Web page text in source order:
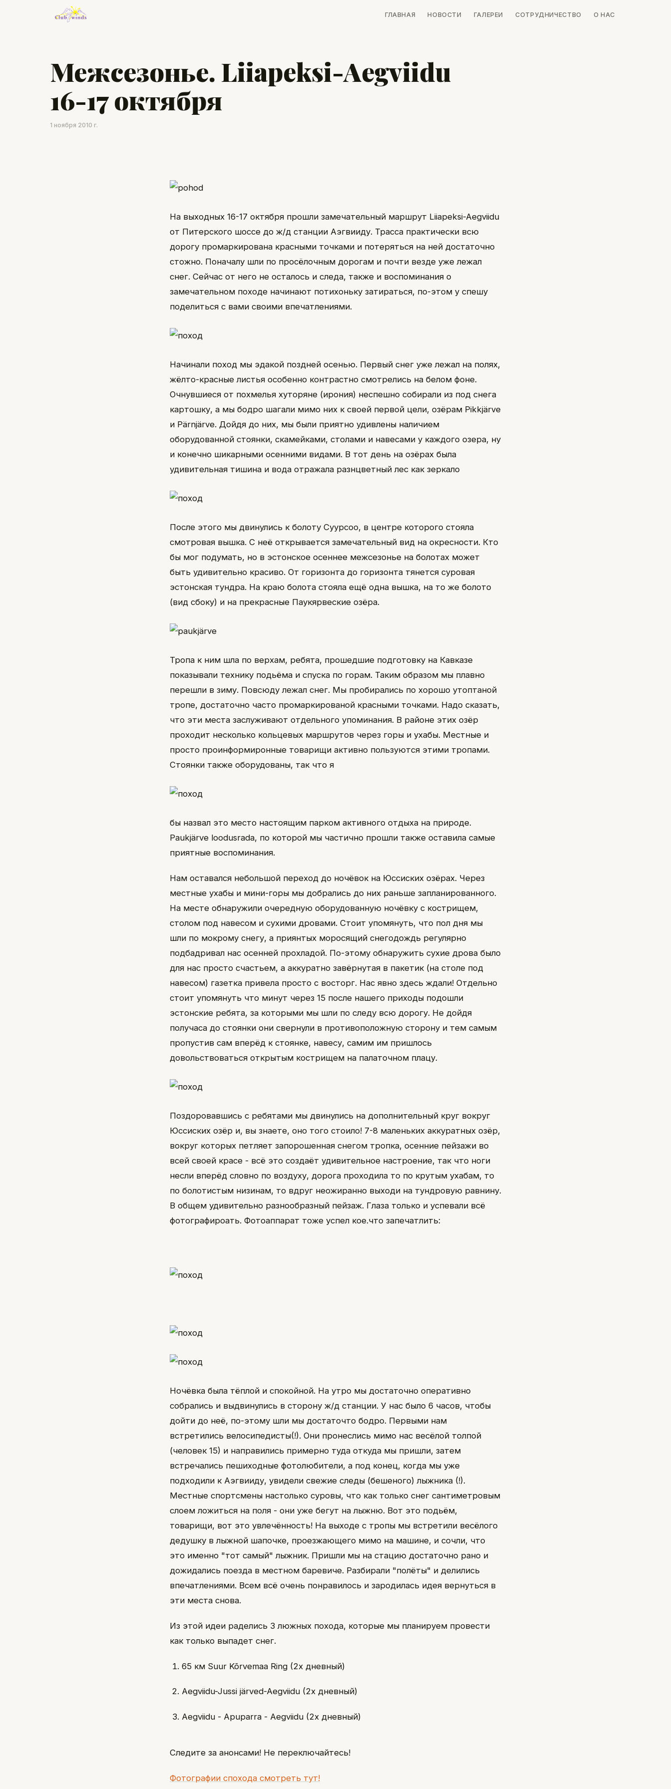
ГЛАВНАЯ НОВОСТИ ГАЛЕРЕИ СОТРУДНИЧЕСТВО О НАС
Межсезонье. Liiapeksi-Aegviidu
16-17 октября
1 ноября 2010 г.
На выходных 16-17 октября прошли замечательный маршрут Liiapeksi-Aegviidu
от Питерского шоссе до ж/д станции Аэгвииду. Трасса практически всю
дорогу промаркирована красными точками и потеряться на ней достаточно
стожно. Поначалу шли по просёлочным дорогам и почти везде уже лежал
снег. Сейчас от него не осталось и следа, также и воспоминания о
замечательном походе начинают потихоньку затираться, по-этом у спешу
поделиться с вами своими впечатлениями.
Начинали поход мы эдакой поздней осенью. Первый снег уже лежал на полях,
жёлто-красные листья особенно контрастно смотрелись на белом фоне.
Очнувшиеся от похмелья хуторяне (ирония) неспешно собирали из под снега
картошку, а мы бодро шагали мимо них к своей первой цели, озёрам Pikkjärve
и Pärnjärve. Дойдя до них, мы были приятно удивлены наличием
оборудованной стоянки, скамейками, столами и навесами у каждого озера, ну
и конечно шикарными осенними видами. В тот день на озёрах была
удивительная тишина и вода отражала разнцветный лес как зеркало
После этого мы двинулись к болоту Суурсоо, в центре которого стояла
смотровая вышка. С неё открывается замечательный вид на окресности. Кто
бы мог подумать, но в эстонское осеннее межсезонье на болотах может
быть удивительно красиво. От горизонта до горизонта тянется суровая
эстонская тундра. На краю болота стояла ещё одна вышка, на то же болото
(вид сбоку) и на прекрасные Паукярвеские озёра.
Тропа к ним шла по верхам, ребята, прошедшие подготовку на Кавказе
показывали технику подьёма и спуска по горам. Таким образом мы плавно
перешли в зиму. Повсюду лежал снег. Мы пробирались по хорошо утоптаной
тропе, достаточно часто промаркированой красными точками. Надо сказать,
что эти места заслуживают отдельного упоминания. В районе этих озёр
проходит несколько кольцевых маршрутов через горы и ухабы. Местные и
просто проинформиронные товарищи активно пользуются этими тропами.
Стоянки также оборудованы, так что я
бы назвал это место настоящим парком активного отдыха на природе.
Paukjärve loodusrada, по которой мы частично прошли также оставила самые
приятные воспоминания.
Нам оставался небольшой переход до ночёвок на Юссиских озёрах. Через
местные ухабы и мини-горы мы добрались до них раньше запланированного.
На месте обнаружили очередную оборудованную ночёвку с кострищем,
столом под навесом и сухими дровами. Стоит упомянуть, что пол дня мы
шли по мокрому снегу, а приянтых моросящий снегодождь регулярно
подбадривал нас осенней прохладой. По-этому обнаружить сухие дрова было
для нас просто счастьем, а аккуратно завёрнутая в пакетик (на столе под
навесом) газетка привела просто с восторг. Нас явно здесь ждали! Отдельно
стоит упомянуть что минут через 15 после нашего приходы подошли
эстонские ребята, за которыми мы шли по следу всю дорогу. Не дойдя
получаса до стоянки они свернули в противоположную сторону и тем самым
пропустив сам вперёд к стоянке, навесу, самим им пришлось
довольствоваться открытым кострищем на палаточном плацу.
Поздоровавшись с ребятами мы двинулись на дополнительный круг вокруг
Юссиских озёр и, вы знаете, оно того стоило! 7-8 маленьких аккуратных озёр,
вокруг которых петляет запорошенная снегом тропка, осенние пейзажи во
всей своей красе - всё это создаёт удивительное настроение, так что ноги
несли вперёд словно по воздуху, дорога проходила то по крутым ухабам, то
по болотистым низинам, то вдруг неожиранно выходи на тундровую равнину.
В общем удивительно разнообразный пейзаж. Глаза только и успевали всё
фотографироать. Фотоаппарат тоже успел кое.что запечатлить:
Ночёвка была тёплой и спокойной. На утро мы достаточно оперативно
собрались и выдвинулись в сторону ж/д станции. У нас было 6 часов, чтобы
дойти до неё, по-этому шли мы достаточто бодро. Первыми нам
встретились велосипедисты(!). Они пронеслись мимо нас весёлой толпой
(человек 15) и направились примерно туда откуда мы пришли, затем
встречались пешиходные фотолюбители, а под конец, когда мы уже
подходили к Аэгвииду, увидели свежие следы (бешеного) лыжника (!).
Местные спортсмены настолько суровы, что как только снег сантиметровым
слоем ложиться на поля - они уже бегут на лыжню. Вот это подьём,
товарищи, вот это увлечённость! На выходе с тропы мы встретили весёлого
дедушку в лыжной шапочке, проезжающего мимо на машине, и сочли, что
это именно "тот самый" лыжник. Пришли мы на стацию достаточно рано и
дожидались поезда в местном баревиче. Разбирали "полёты" и делились
впечатлениями. Всем всё очень понравилось и зародилась идея вернуться в
эти места снова.
Из этой идеи раделись 3 люжных похода, которые мы планируем провести
как только выпадет снег.
65 км Suur Kõrvemaa Ring (2х дневный)
Aegviidu-Jussi järved-Aegviidu (2х дневный)
Aegviidu - Apuparra - Aegviidu (2х дневный)
Следите за анонсами! Не переключайтесь!
Фотографии спохода смотреть тут!